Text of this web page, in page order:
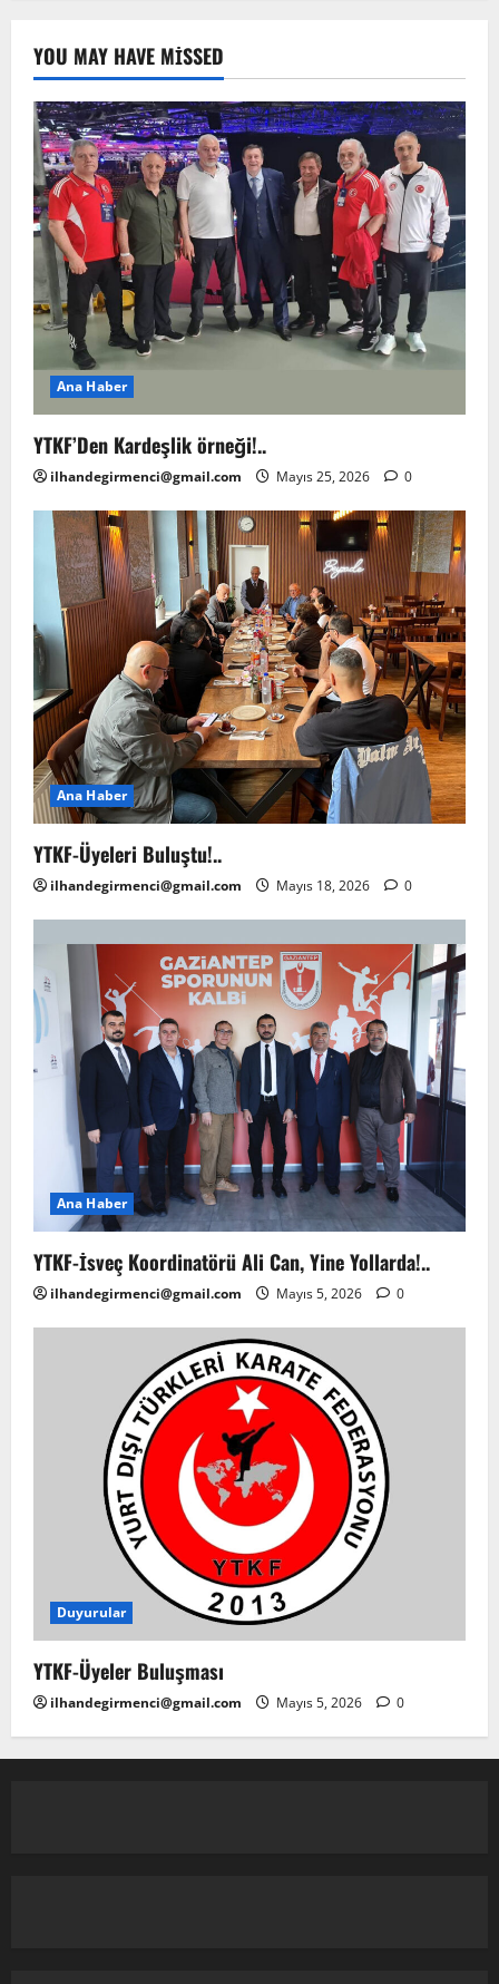
YOU MAY HAVE MISSED
Ana Haber
YTKF’Den Kardeşlik örneği!..
ilhandegirmenci@gmail.com Mayıs 25, 2026 0
Ana Haber
YTKF-Üyeleri Buluştu!..
ilhandegirmenci@gmail.com Mayıs 18, 2026 0
Ana Haber
YTKF-İsveç Koordinatörü Ali Can, Yine Yollarda!..
ilhandegirmenci@gmail.com Mayıs 5, 2026 0
Duyurular
YTKF-Üyeler Buluşması
ilhandegirmenci@gmail.com Mayıs 5, 2026 0